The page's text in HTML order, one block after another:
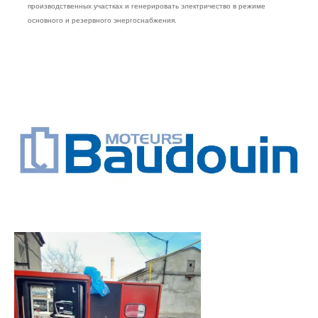
производственных участках и генерировать электричество в режиме
основного и резервного энергоснабжения.